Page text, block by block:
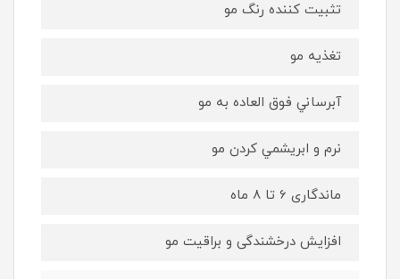
تثبیت کننده رنگ مو
تغذیه مو
آبرساني فوق العاده به مو
نرم و ابريشمي كردن مو
ماندگاری 6 تا 8 ماه
افزایش درخشندگی و براقیت مو